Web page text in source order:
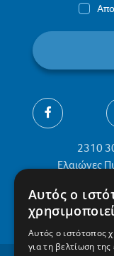
2310
Ελαιώνες
Αυτός ο
Αυτός ο ιστότοπος
για τη βελτίωση